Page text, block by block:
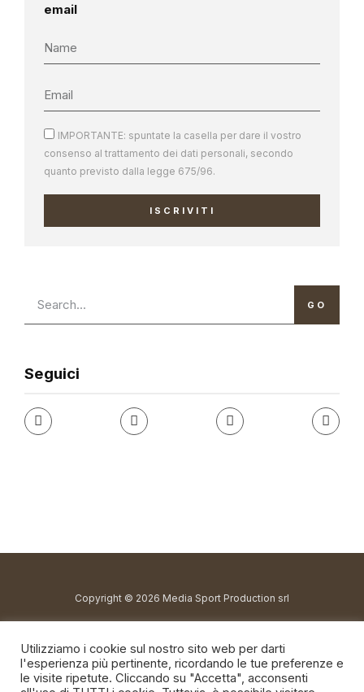
email
IMPORTANTE: spuntate la casella per dare il vostro
consenso al trattamento dei dati personali, secondo
quanto previsto dalla legge 675/96.
ISCRIVITI
GO
Seguici
Copyright © 2026 Media Sport Production srl
direttore@fuorigioco.info
Utilizziamo i cookie sul nostro sito web per darti
l'esperienza più pertinente, ricordando le tue preferenze e
le visite ripetute. Cliccando su "Accetta", acconsenti